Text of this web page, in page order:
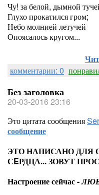
Чу! за белой, дымной
Глухо прокатился гром;
Небо молнией летучей
Опоясалось кругом...
комментарии: 0
Без заголовка
20-03-2016 23:16
Это цитата сообщения
сообщение
ЭТО НАПИСАНО ДЛЯ
СEРДЦА... ЗОВУТ
Настроение сейчас -